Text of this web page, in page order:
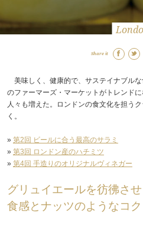
Share it
美味しく、健康的で、サステイナブル
のファーマーズ・マーケットがトレンド
人々も増えた。ロンドンの食文化を担う
く。
» 第2回 ビールに合う最高のサラミ
» 第3回 ロンドン産のハチミツ
» 第4回 手造りのオリジナルヴィネガー
グリュイエールを彷彿させ
食感とナッツのようなコク